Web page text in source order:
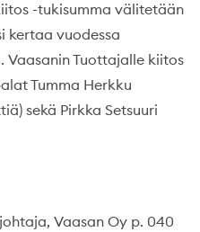
-tukisumma välitetään
kertaa vuodessa
Tuottajalle kiitos
Tumma Herkku
sekä Pirkka Setsuuri
Vaasan Oy p. 040